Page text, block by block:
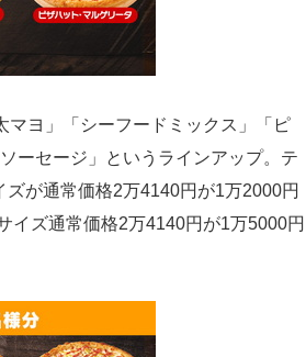
ヨ」「シーフードミックス」「ピ
ーセージ」というラインアップ。テ
が通常価格2万4140円が1万2000円
イズ通常価格2万4140円が1万5000円